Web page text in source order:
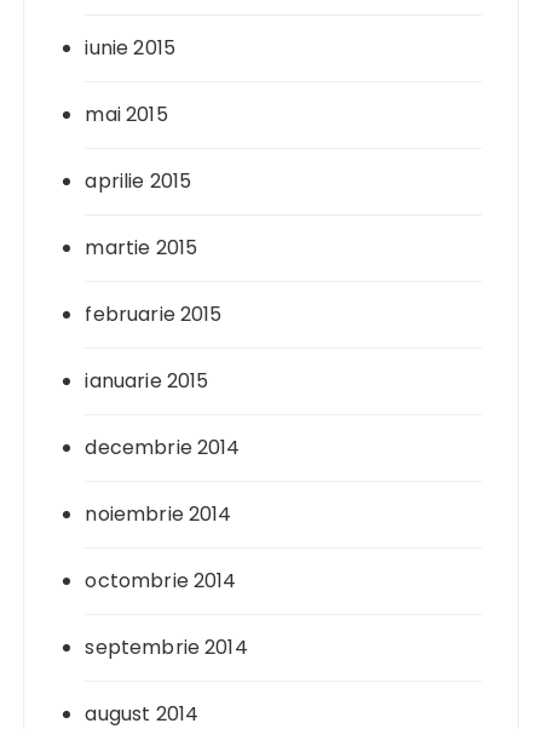
iunie 2015
mai 2015
aprilie 2015
martie 2015
februarie 2015
ianuarie 2015
decembrie 2014
noiembrie 2014
octombrie 2014
septembrie 2014
august 2014